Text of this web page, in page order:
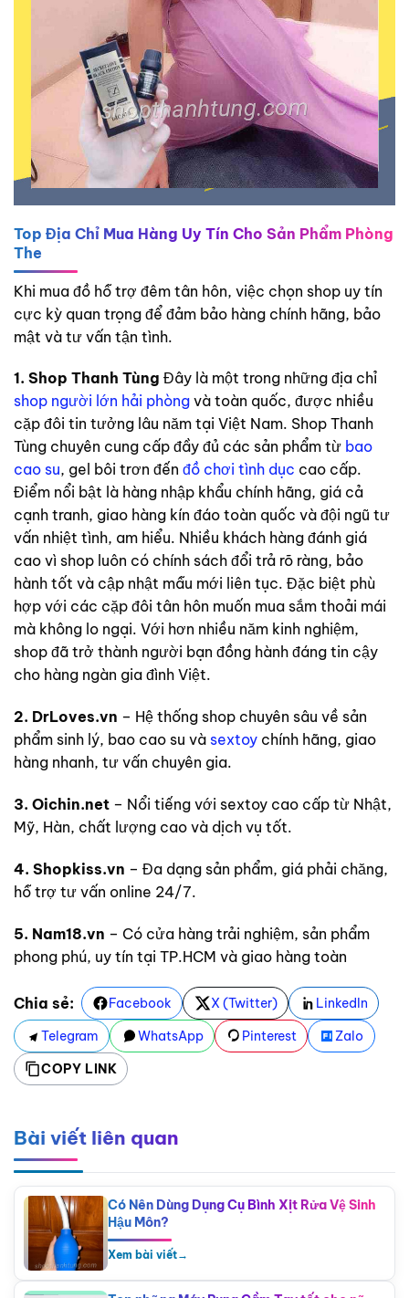
Top Địa Chỉ Mua Hàng Uy Tín Cho Sản Phẩm Phòng
The
Khi mua đồ hỗ trợ đêm tân hôn, việc chọn shop uy tín
cực kỳ quan trọng để đảm bảo hàng chính hãng, bảo
mật và tư vấn tận tình.
1. Shop Thanh Tùng Đây là một trong những địa chỉ
shop người lớn hải phòng và toàn quốc, được nhiều
cặp đôi tin tưởng lâu năm tại Việt Nam. Shop Thanh
Tùng chuyên cung cấp đầy đủ các sản phẩm từ bao
cao su, gel bôi trơn đến đồ chơi tình dục cao cấp.
Điểm nổi bật là hàng nhập khẩu chính hãng, giá cả
cạnh tranh, giao hàng kín đáo toàn quốc và đội ngũ tư
vấn nhiệt tình, am hiểu. Nhiều khách hàng đánh giá
cao vì shop luôn có chính sách đổi trả rõ ràng, bảo
hành tốt và cập nhật mẫu mới liên tục. Đặc biệt phù
hợp với các cặp đôi tân hôn muốn mua sắm thoải mái
mà không lo ngại. Với hơn nhiều năm kinh nghiệm,
shop đã trở thành người bạn đồng hành đáng tin cậy
cho hàng ngàn gia đình Việt.
2. DrLoves.vn – Hệ thống shop chuyên sâu về sản
phẩm sinh lý, bao cao su và sextoy chính hãng, giao
hàng nhanh, tư vấn chuyên gia.
3. Oichin.net – Nổi tiếng với sextoy cao cấp từ Nhật,
Mỹ, Hàn, chất lượng cao và dịch vụ tốt.
4. Shopkiss.vn – Đa dạng sản phẩm, giá phải chăng,
hỗ trợ tư vấn online 24/7.
5. Nam18.vn – Có cửa hàng trải nghiệm, sản phẩm
phong phú, uy tín tại TP.HCM và giao hàng toàn
Chia sẻ: Facebook X (Twitter)
LinkedIn
Telegram
WhatsApp Pinterest
Zalo
COPY LINK
Bài viết liên quan
Có Nên Dùng Dụng Cụ Bình Xịt Rửa Vệ Sinh
Hậu Môn?
Xem bài viết→